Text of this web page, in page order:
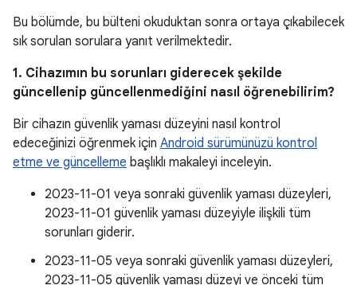
Bu bölümde, bu bülteni okuduktan sonra ortaya çıkabilecek
sık sorulan sorulara yanıt verilmektedir.
1. Cihazımın bu sorunları giderecek şekilde
güncellenip güncellenmediğini nasıl öğrenebilirim?
Bir cihazın güvenlik yaması düzeyini nasıl kontrol
edeceğinizi öğrenmek için Android sürümünüzü kontrol
etme ve güncelleme başlıklı makaleyi inceleyin.
2023-11-01 veya sonraki güvenlik yaması düzeyleri,
2023-11-01 güvenlik yaması düzeyiyle ilişkili tüm
sorunları giderir.
2023-11-05 veya sonraki güvenlik yaması düzeyleri,
2023-11-05 güvenlik yaması düzeyi ve önceki tüm